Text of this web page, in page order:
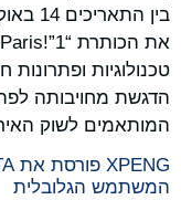
הדגשת מחויבותה
המותאמים לשוק
המשתמש הגלובלית